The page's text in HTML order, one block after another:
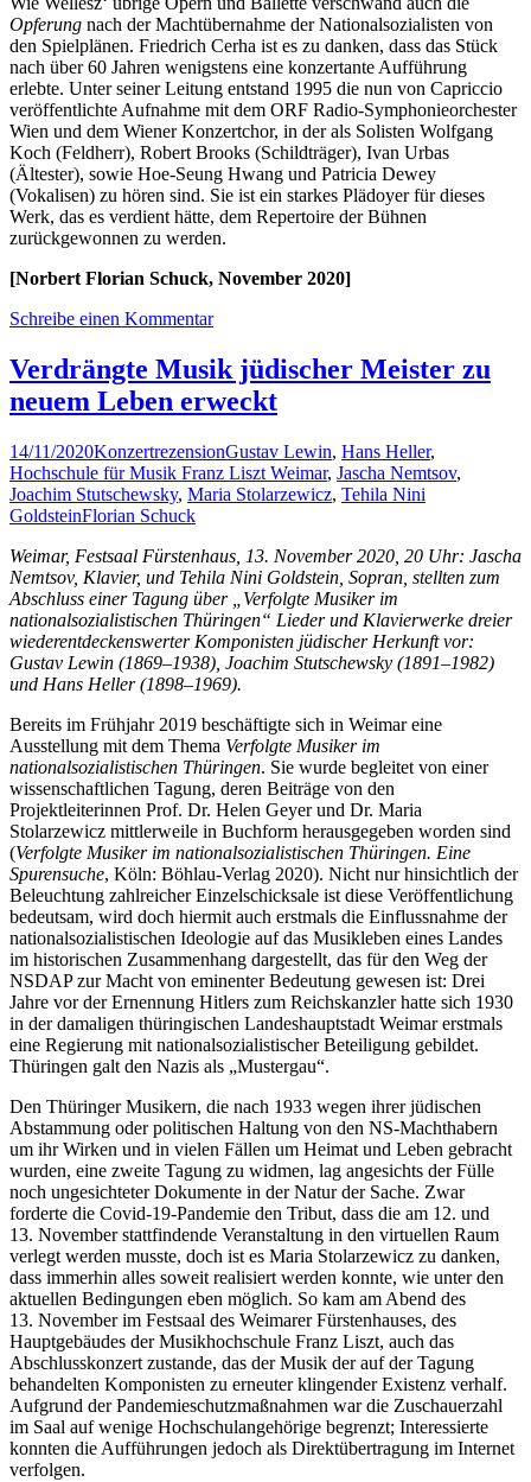
Opferung nach der Machtübernahme der Nationalsozialisten von
den Spielplänen. Friedrich Cerha ist es zu danken, dass das Stück
nach über 60 Jahren wenigstens eine konzertante Aufführung
erlebte. Unter seiner Leitung entstand 1995 die nun von Capriccio
veröffentlichte Aufnahme mit dem ORF Radio-Symphonieorchester
Wien und dem Wiener Konzertchor, in der als Solisten Wolfgang
Koch (Feldherr), Robert Brooks (Schildträger), Ivan Urbas
(Ältester), sowie Hoe-Seung Hwang und Patricia Dewey
(Vokalisen) zu hören sind. Sie ist ein starkes Plädoyer für dieses
Werk, das es verdient hätte, dem Repertoire der Bühnen
zurückgewonnen zu werden.
[Norbert Florian Schuck, November 2020]
Schreibe einen Kommentar
Verdrängte Musik jüdischer Meister zu
neuem Leben erweckt
14/11/2020KonzertrezensionGustav Lewin, Hans Heller,
Hochschule für Musik Franz Liszt Weimar, Jascha Nemtsov,
Joachim Stutschewsky, Maria Stolarzewicz, Tehila Nini
GoldsteinFlorian Schuck
Weimar, Festsaal Fürstenhaus, 13. November 2020, 20 Uhr: Jascha
Nemtsov, Klavier, und Tehila Nini Goldstein, Sopran, stellten zum
Abschluss einer Tagung über „Verfolgte Musiker im
nationalsozialistischen Thüringen“ Lieder und Klavierwerke dreier
wiederentdeckenswerter Komponisten jüdischer Herkunft vor:
Gustav Lewin (1869–1938), Joachim Stutschewsky (1891–1982)
und Hans Heller (1898–1969).
Bereits im Frühjahr 2019 beschäftigte sich in Weimar eine
Ausstellung mit dem Thema Verfolgte Musiker im
nationalsozialistischen Thüringen. Sie wurde begleitet von einer
wissenschaftlichen Tagung, deren Beiträge von den
Projektleiterinnen Prof. Dr. Helen Geyer und Dr. Maria
Stolarzewicz mittlerweile in Buchform herausgegeben worden sind
(Verfolgte Musiker im nationalsozialistischen Thüringen. Eine
Spurensuche, Köln: Böhlau-Verlag 2020). Nicht nur hinsichtlich der
Beleuchtung zahlreicher Einzelschicksale ist diese Veröffentlichung
bedeutsam, wird doch hiermit auch erstmals die Einflussnahme der
nationalsozialistischen Ideologie auf das Musikleben eines Landes
im historischen Zusammenhang dargestellt, das für den Weg der
NSDAP zur Macht von eminenter Bedeutung gewesen ist: Drei
Jahre vor der Ernennung Hitlers zum Reichskanzler hatte sich 1930
in der damaligen thüringischen Landeshauptstadt Weimar erstmals
eine Regierung mit nationalsozialistischer Beteiligung gebildet.
Thüringen galt den Nazis als „Mustergau“.
Den Thüringer Musikern, die nach 1933 wegen ihrer jüdischen
Abstammung oder politischen Haltung von den NS-Machthabern
um ihr Wirken und in vielen Fällen um Heimat und Leben gebracht
wurden, eine zweite Tagung zu widmen, lag angesichts der Fülle
noch ungesichteter Dokumente in der Natur der Sache. Zwar
forderte die Covid-19-Pandemie den Tribut, dass die am 12. und
13. November stattfindende Veranstaltung in den virtuellen Raum
verlegt werden musste, doch ist es Maria Stolarzewicz zu danken,
dass immerhin alles soweit realisiert werden konnte, wie unter den
aktuellen Bedingungen eben möglich. So kam am Abend des
13. November im Festsaal des Weimarer Fürstenhauses, des
Hauptgebäudes der Musikhochschule Franz Liszt, auch das
Abschlusskonzert zustande, das der Musik der auf der Tagung
behandelten Komponisten zu erneuter klingender Existenz verhalf.
Aufgrund der Pandemieschutzmaßnahmen war die Zuschauerzahl
im Saal auf wenige Hochschulangehörige begrenzt; Interessierte
konnten die Aufführungen jedoch als Direktübertragung im Internet
verfolgen.